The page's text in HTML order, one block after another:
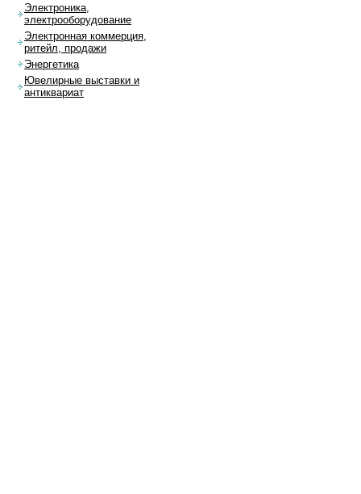
Электроника,
электрооборудование
Электронная коммерция,
ритейл, продажи
Энергетика
Ювелирные выставки и
антиквариат